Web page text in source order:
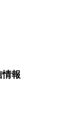
情報